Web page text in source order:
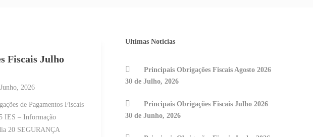
Fiscais Julho
2026
de Pagamentos Fiscais
IES – Informação
20 SEGURANÇA
Ultimas Noticias
Principais Obrigações Fiscais Agosto 2026
30 de Julho, 2026
Principais Obrigações Fiscais Julho 2026
30 de Junho, 2026